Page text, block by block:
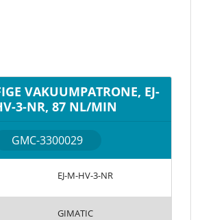
VAKUUMPATRONE, EJ-
3-NR, 87 NL/MIN
GMC-3300029
EJ-M-HV-3-NR
GIMATIC